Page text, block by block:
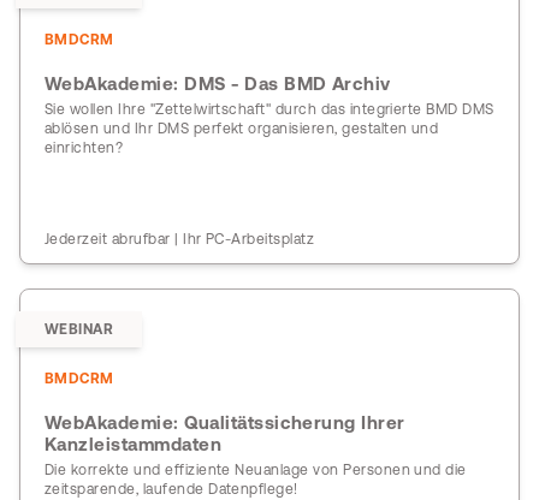
BMDCRM
WebAkademie: DMS - Das BMD Archiv
Sie wollen Ihre "Zettelwirtschaft" durch das integrierte BMD DMS
ablösen und Ihr DMS perfekt organisieren, gestalten und
einrichten?
Jederzeit abrufbar | Ihr PC-Arbeitsplatz
WEBINAR
BMDCRM
WebAkademie: Qualitätssicherung Ihrer
Kanzleistammdaten
Die korrekte und effiziente Neuanlage von Personen und die
zeitsparende, laufende Datenpflege!